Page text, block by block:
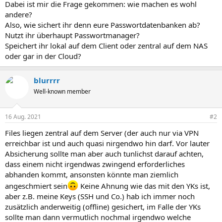
Dabei ist mir die Frage gekommen: wie machen es wohl
andere?
Also, wie sichert ihr denn eure Passwortdatenbanken ab?
Nutzt ihr überhaupt Passwortmanager?
Speichert ihr lokal auf dem Client oder zentral auf dem NAS
oder gar in der Cloud?
blurrrr
Well-known member
16 Aug. 2021 #2
Files liegen zentral auf dem Server (der auch nur via VPN
erreichbar ist und auch quasi nirgendwo hin darf. Vor lauter
Absicherung sollte man aber auch tunlichst darauf achten,
dass einem nicht irgendwas zwingend erforderliches
abhanden kommt, ansonsten könnte man ziemlich
angeschmiert sein
Keine Ahnung wie das mit den YKs ist,
aber z.B. meine Keys (SSH und Co.) hab ich immer noch
zusätzlich anderweitig (offline) gesichert, im Falle der YKs
sollte man dann vermutlich nochmal irgendwo welche